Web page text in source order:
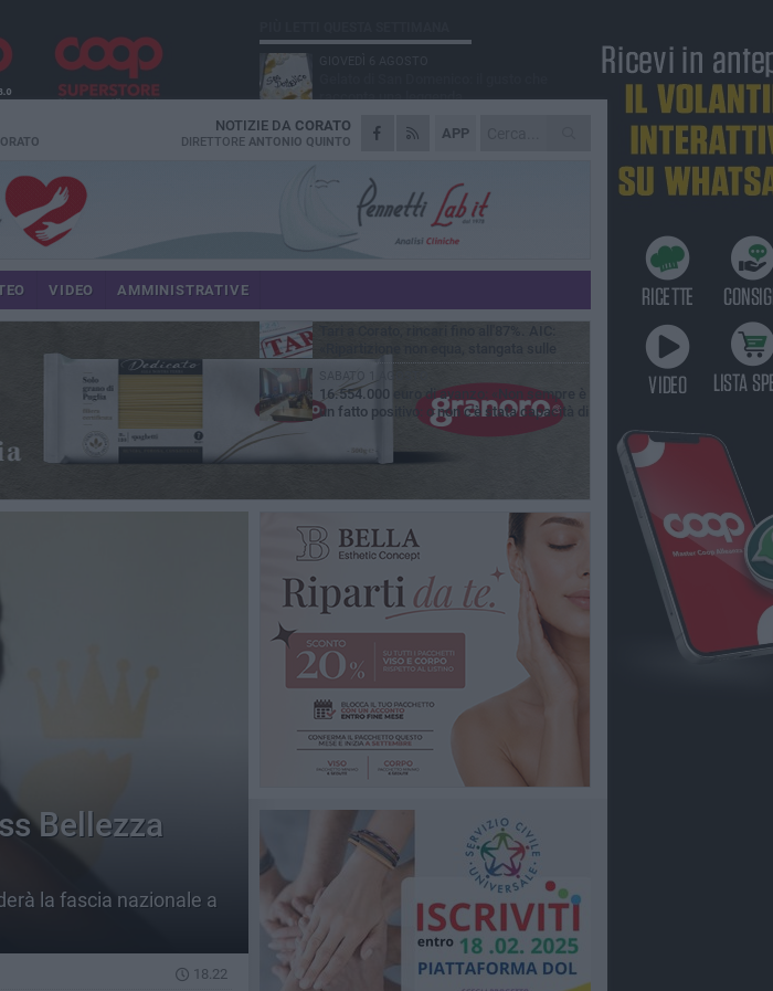
APP
NOTIZIE DA CORATO
DIRETTORE ANTONIO QUINTO
VIDEO AMMINISTRATIVE
Bellezza
la fascia nazionale a
18.22
racconta una leggenda
VENERDÌ 7 AGOSTO
Uomo fermato in via Porta Pia: intervento
GIOVEDÌ 6 AGOSTO
Gaetano Mongelli, sei anni per un sogno:
nasce a Corato "Megaad"
MERCOLEDÌ 5 AGOSTO
Chiuso momentaneamente distributore di
GIOVEDÌ 6 AGOSTO
imprese»
16.554.000 euro di avanzo: «Non sempre è
un fatto positivo: o non c'è stata capacità di
spesa o le entrate sono state troppo alte»